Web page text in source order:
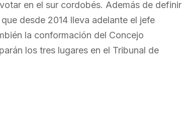
en el sur cordobés. Además de definir
desde 2014 lleva adelante el jefe
la conformación del Concejo
los tres lugares en el Tribunal de